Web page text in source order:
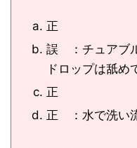
正
誤 ：チュアブ
ドロップは舐め
正
正 ：水で洗い